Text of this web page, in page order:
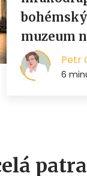
patra